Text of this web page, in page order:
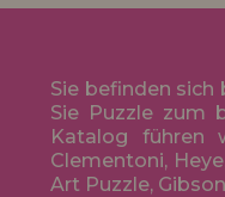
Sie befinden sich
Sie Puzzle zum
Katalog führen
Clementoni,
Art Puzzle,